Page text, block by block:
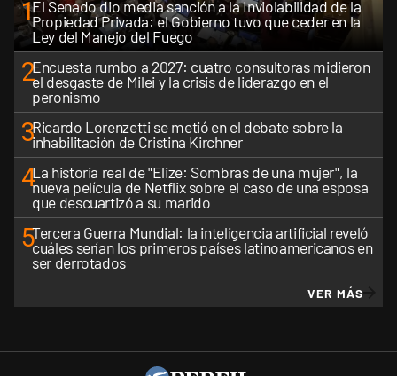
1El Senado dio media sanción a la Inviolabilidad de la
Propiedad Privada: el Gobierno tuvo que ceder en la
Ley del Manejo del Fuego
2Encuesta rumbo a 2027: cuatro consultoras midieron
el desgaste de Milei y la crisis de liderazgo en el
peronismo
3Ricardo Lorenzetti se metió en el debate sobre la
inhabilitación de Cristina Kirchner
4La historia real de "Elize: Sombras de una mujer", la
nueva película de Netflix sobre el caso de una esposa
que descuartizó a su marido
5Tercera Guerra Mundial: la inteligencia artificial reveló
cuáles serían los primeros países latinoamericanos en
ser derrotados
VER MÁS